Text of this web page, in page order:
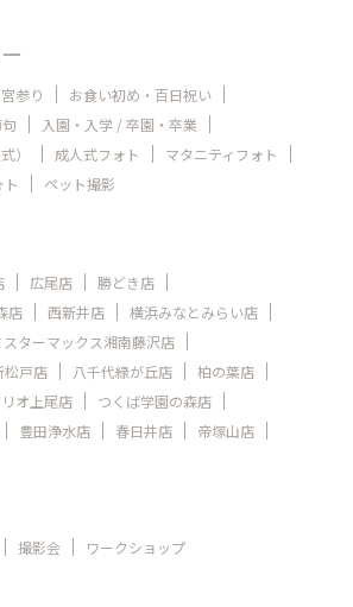
参り
お食い初め・百日祝い
入園・入学 / 卒園・卒業
）
成人式フォト
マタニティフォト
ペット撮影
広尾店
勝どき店
店
西新井店
横浜みなとみらい店
スターマックス湘南藤沢店
松戸店 八千代緑が丘店
柏の葉店
オ上尾店
つくば学園の森店
豊田浄水店 春日井店
帝塚山店
撮影会 ワークショップ